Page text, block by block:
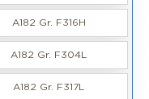
A182 Gr. F316H
A182 Gr. F304L
A182 Gr. F317L